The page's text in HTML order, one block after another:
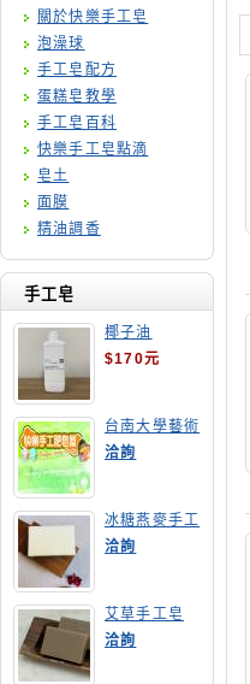
關於快樂手工皂
泡澡球
手工皂配方
蛋糕皂教學
手工皂百科
快樂手工皂點滴
皂土
面膜
精油調香
手工皂
椰子油
$170元
台南大學藝術
手工皂師資培
訓班
洽詢
冰糖燕麥手工
皂
洽詢
艾草手工皂
洽詢